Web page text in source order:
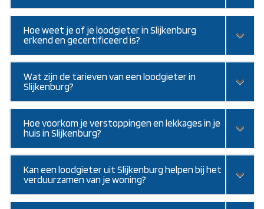
Hoe weet je of je loodgieter in Slijkenburg
erkend en gecertificeerd is?
Wat zijn de tarieven van een loodgieter in
Slijkenburg?
Hoe voorkom je verstoppingen en lekkages in je
huis in Slijkenburg?
Kan een loodgieter uit Slijkenburg helpen bij het
verduurzamen van je woning?